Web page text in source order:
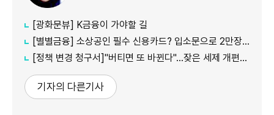
[광화문뷰] K금융이 가야할 길
[별별금융] 소상공인 필수 신용카드? 입소문으로 2만장 발급
[정책 변경 청구서]"버티면 또 바뀐다"…잦은 세제 개편이 키운 '학습 효과'
기자의 다른기사